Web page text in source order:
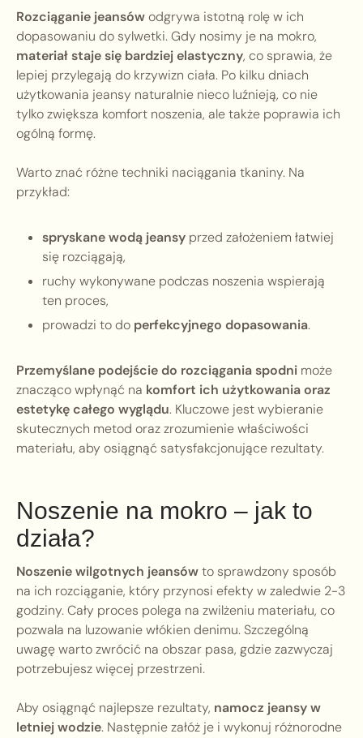
Rozciąganie jeansówodgrywa istotną rolę w ich
dopasowaniu do sylwetki. Gdy nosimy je na mokro,
materiał staje się bardziej elastyczny, co sprawia, że
lepiej przylegają do krzywizn ciała. Po kilku dniach
użytkowania jeansy naturalnie nieco luźnieją, co nie
tylko zwiększa komfort noszenia, ale także poprawia ich
ogólną formę.
Warto znać różne techniki naciągania tkaniny. Na
przykład:
spryskane wodą jeansy przed założeniem łatwiej
się rozciągają,
ruchy wykonywane podczas noszenia wspierają
ten proces,
prowadzi to do perfekcyjnego dopasowania.
Przemyślane podejście do rozciągania spodni może
znacząco wpłynąć na komfort ich użytkowania oraz
estetykę całego wyglądu. Kluczowe jest wybieranie
skutecznych metod oraz zrozumienie właściwości
materiału, aby osiągnąć satysfakcjonujące rezultaty.
Noszenie na mokro – jak to
działa?
Noszenie wilgotnych jeansówto sprawdzony sposób
na ich rozciąganie, który przynosi efekty w zaledwie 2-3
godziny. Cały proces polega na zwilżeniu materiału, co
pozwala na luzowanie włókien denimu. Szczególną
uwagę warto zwrócić na obszar pasa, gdzie zazwyczaj
potrzebujesz więcej przestrzeni.
Aby osiągnąć najlepsze rezultaty, namocz jeansy w
letniej wodzie. Następnie załóż je i wykonuj różnorodne